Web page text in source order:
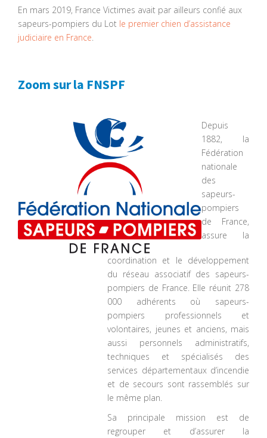
En mars 2019, France Victimes avait par ailleurs confié aux
sapeurs-pompiers du Lot le premier chien d’assistance
judiciaire en France.
Zoom sur la FNSPF
Depuis
1882, la
Fédération
nationale
des
sapeurs-
pompiers
de France,
assure la
coordination et le développement
du réseau associatif des sapeurs-
pompiers de France. Elle réunit 278
000 adhérents où sapeurs-
pompiers professionnels et
volontaires, jeunes et anciens, mais
aussi personnels administratifs,
techniques et spécialisés des
services départementaux d’incendie
et de secours sont rassemblés sur
le même plan.
Sa principale mission est de
regrouper et d’assurer la